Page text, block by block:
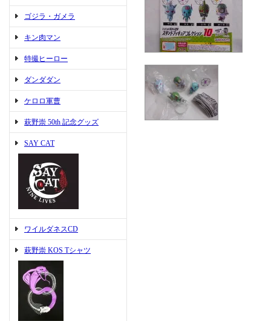
ゴジラ・ガメラ
キン肉マン
特撮ヒーロー
ダンダダン
ケロロ軍曹
萩野崇 50th 記念グッズ
SAY CAT
ワイルダネスCD
萩野崇 KOS Tシャツ